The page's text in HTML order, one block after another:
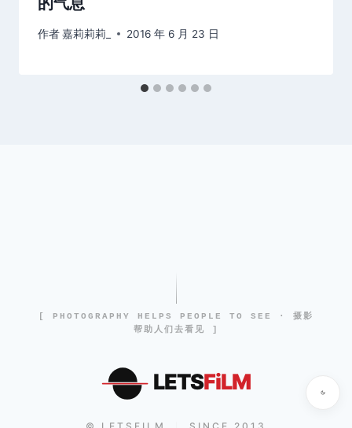
作者嘉莉莉莉_ 2016 年 6 月 23 日
[ PHOTOGRAPHY HELPS PEOPLE TO SEE · 摄影
帮助人们去看见 ]
LETSFiLM